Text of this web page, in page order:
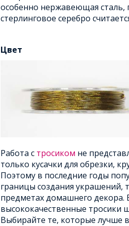
особенно нержавеющая
стерлинговое серебро
Цвет
Работа с тросиком не
только кусачки для обрезки,
Поэтому в последние годы
границы создания украшений,
предметах домашнего
высококачественные тросики
Выбирайте те, которые лучше